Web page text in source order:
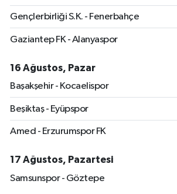
Gençlerbirliği S.K. - Fenerbahçe
Gaziantep FK - Alanyaspor
16 Ağustos, Pazar
Başakşehir - Kocaelispor
Beşiktaş - Eyüpspor
Amed - Erzurumspor FK
17 Ağustos, Pazartesi
Samsunspor - Göztepe